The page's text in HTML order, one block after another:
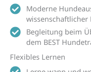
Moderne
wissenschaftlicher
Begleitung beim
dem BEST
Flexibles Lernen